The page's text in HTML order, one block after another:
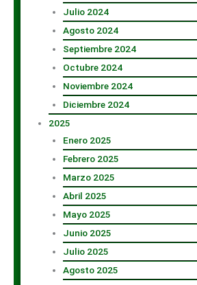
Julio 2024
Agosto 2024
Septiembre 2024
Octubre 2024
Noviembre 2024
Diciembre 2024
2025
Enero 2025
Febrero 2025
Marzo 2025
Abril 2025
Mayo 2025
Junio 2025
Julio 2025
Agosto 2025